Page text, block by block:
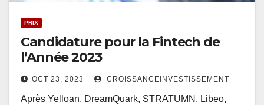
PRIX
Candidature pour la Fintech de
l’Année 2023
OCT 23, 2023 CROISSANCEINVESTISSEMENT
Après Yelloan, DreamQuark, STRATUMN, Libeo,